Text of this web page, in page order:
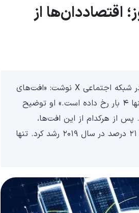
رشد ۲۱ درصدی بیت‌کوین در ۷ روز؛ اقتصاددان‌ها از
اقتصاددان تیموتی پترسون (Timothy Peterson) روز جمعه در پستی در شبکه اجتماعی X نوشت: «افت‌های
بیش از ۵ درصدی در اکتبر بسیار نادرند. در ده سال گذشته، این اتفاق تنها ۴ بار رخ داده است.» او توضیح
۲۰۱۷، ۲۰۱۸، ۲۰۱۹ و ۲۰۲۱ رخ داده‌اند. پس از هرکدام از این افت‌ها،
بیت‌کوین در هفته بعد ۱۶ درصد در سال ۲۰۱۷، ۴ درصد در سال ۲۰۱۸ و ۲۱ درصد در سال ۲۰۱۹ رشد کرد. تنها